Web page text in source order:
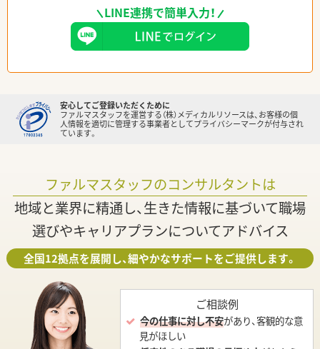
LINE連携で簡単入力！
安心してご登録いただくために
ファルマスタッフを運営する（株）メディカルリソースは、お客様の個
人情報を適切に管理する事業者としてプライバシーマークが付与され
ています。
ファルマスタッフのコンサルタントは
地域と業界に精通し、生きた情報に基づいて職場
選びやキャリアプランについてアドバイス
全国12拠点を展開し、細やかなサポートをご提供します。
ご相談例
今の仕事に対し不安があり、客観的な意
見がほしい